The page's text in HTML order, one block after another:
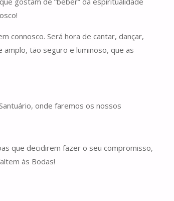
connosco. Será hora de cantar, dançar,
tão seguro e luminoso, que as
onde faremos os nossos
que decidirem fazer o seu compromisso,
às Bodas!